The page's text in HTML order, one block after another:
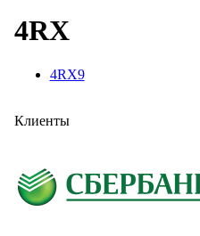
4RX
4RX9
Клиенты